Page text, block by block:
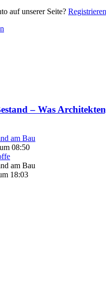
auf unserer Seite?
– Was
am Bau
08:50
am Bau
18:03